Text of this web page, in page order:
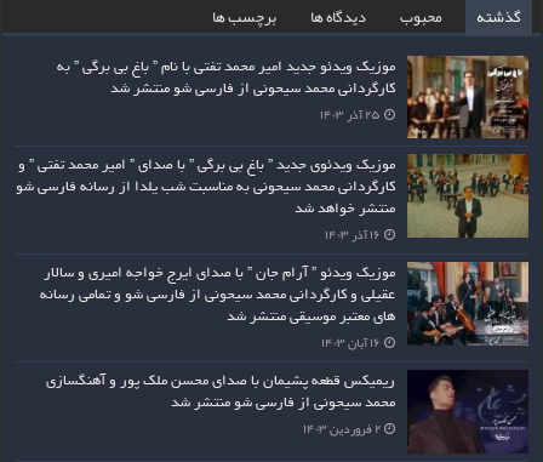
گذشته محبوب دیدگاه ها برچسب ها
موزیک ویدئو جدید امیر محمد تفتی با نام ” باغ بی برگی ” به
کارگردانی محمد سیحونی از فارسی شو منتشر شد
۲۵ آذر ۱۴۰۳
موزیک ویدئوی جدید ” باغ بی برگی ” با صدای ” امیر محمد تفتی ” و
کارگردانی محمد سیحونی به مناسبت شب یلدا از رسانه فارسی شو
منتشر خواهد شد
۱۶ آذر ۱۴۰۳
موزیک ویدئو ” آرام جان ” با صدای ایرج خواجه امیری و سالار
عقیلی و کارگردانی محمد سیحونی از فارسی شو و تمامی رسانه
های معتبر موسیقی منتشر شد
۱۶ آبان ۱۴۰۳
ریمیکس قطعه پشیمان با صدای محسن ملک پور و آهنگسازی
محمد سیحونی از فارسی شو منتشر شد
۲ فروردین ۱۴۰۳